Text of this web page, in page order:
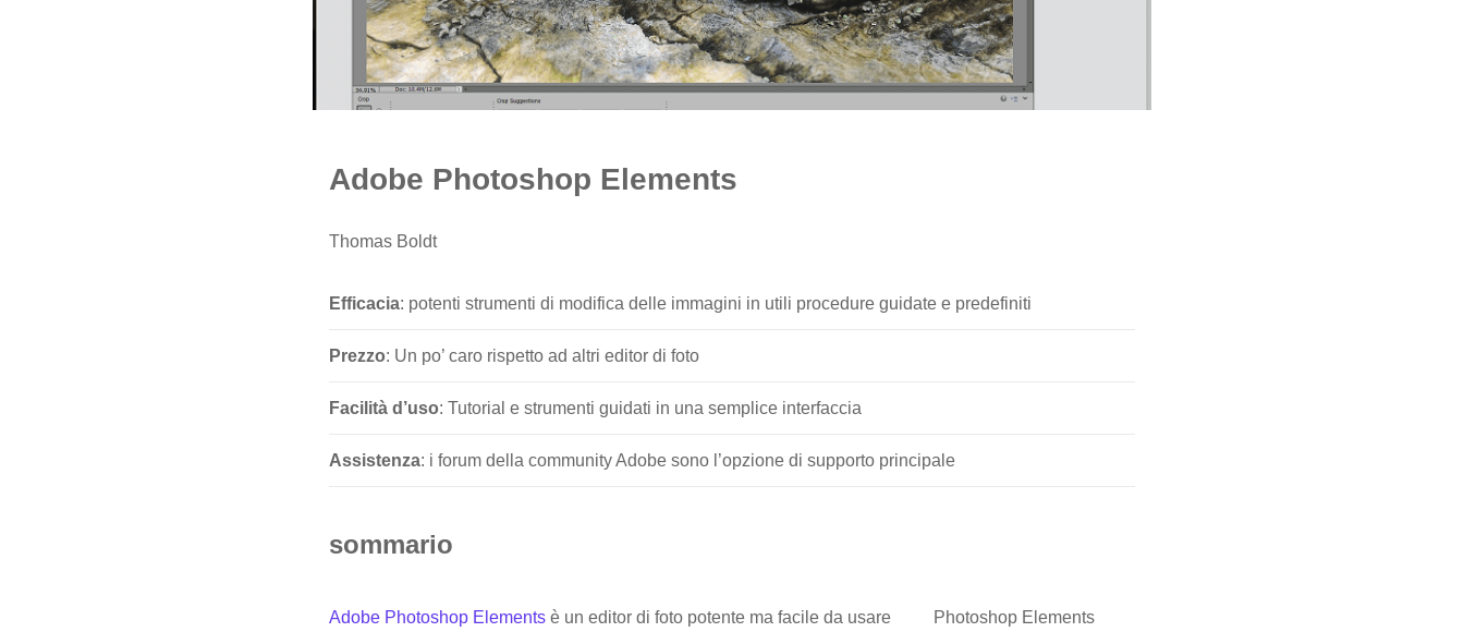
Adobe Photoshop Elements
Thomas Boldt
Efficacia: potenti strumenti di modifica delle immagini in utili procedure guidate e predefiniti
Prezzo: Un po’ caro rispetto ad altri editor di foto
Facilità d’uso: Tutorial e strumenti guidati in una semplice interfaccia
Assistenza: i forum della community Adobe sono l’opzione di supporto principale
sommario
Adobe Photoshop Elements è un editor di foto potente ma facile da usare
Photoshop Elements